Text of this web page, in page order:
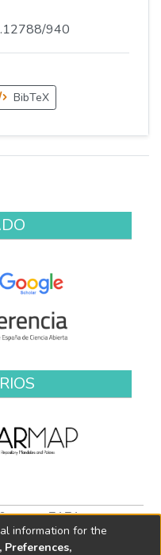
940
BibTeX
anexo 7171
information for the